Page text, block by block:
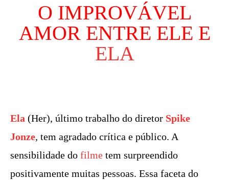
O IMPROVÁVEL
AMOR ENTRE ELE E
ELA
Ela (Her), último trabalho do diretor Spike
Jonze, tem agradado crítica e público. A
sensibilidade do filme tem surpreendido
positivamente muitas pessoas. Essa faceta do